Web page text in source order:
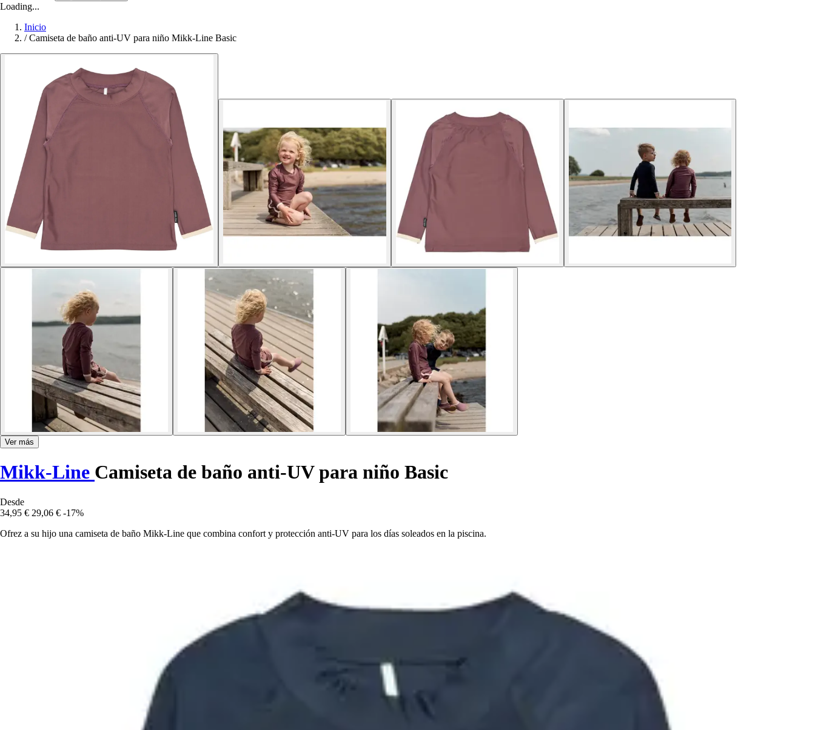
Loading...
Inicio
/ Camiseta de baño anti-UV para niño Mikk-Line Basic
Ver más
Mikk-Line Camiseta de baño anti-UV para niño Basic
Desde
34,95 € 29,06 € -17%
Ofrez a su hijo una camiseta de baño Mikk-Line que combina confort y protección anti-UV para los días soleados en la piscina.